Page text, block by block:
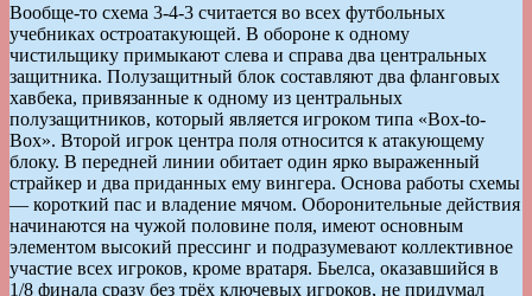
Вообще-то схема 3-4-3 считается во всех футбольных
учебниках остроатакующей. В обороне к одному
чистильщику примыкают слева и справа два центральных
защитника. Полузащитный блок составляют два фланговых
хавбека, привязанные к одному из центральных
полузащитников, который является игроком типа «Box-to-
Box». Второй игрок центра поля относится к атакующему
блоку. В передней линии обитает один ярко выраженный
страйкер и два приданных ему вингера. Основа работы схемы
— короткий пас и владение мячом. Оборонительные действия
начинаются на чужой половине поля, имеют основным
элементом высокий прессинг и подразумевают коллективное
участие всех игроков, кроме вратаря. Бьелса, оказавшийся в
1/8 финала сразу без трёх ключевых игроков, не придумал